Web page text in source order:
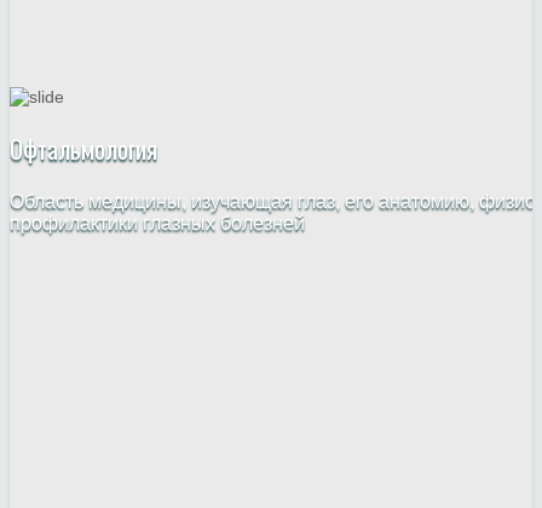
Офтальмология
Область медицины, изучающая глаз, его анатомию,
профилактики глазных болезней